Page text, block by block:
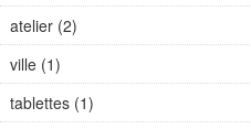
atelier (2)
ville (1)
tablettes (1)